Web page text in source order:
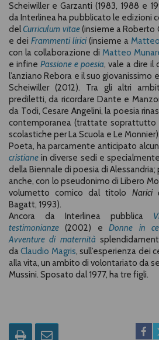
Scheiwiller e Garzanti (1983, 1988 e
da Interlinea ha pubblicato le edizioni
delCurriculum vitae(insieme a Roberto
e dei Frammenti lirici(insieme a
con la collaborazione di Matteo
e infine Passione e poesia, vale a dire il
l’anziano Rebora e il suo giovanissimo
Scheiwiller (2012). Tra gli altri
prediletti, da ricordare Dante e
da Todi, Cesare Angelini, la poesia
contemporanea (trattate soprattutto
scolastiche per La Scuola e Le Monnier).
Poeta, ha parcamente anticipato
cristiane in diverse sedi e
della Biennale di poesia di
anche, con lo pseudonimo di Libero
volumetto comico dal titolo Narici
Bagatt, 1993).
Ancora da Interlinea pubblica
testimonianze (2002) eDonne in
Avventure di maternità
daClaudio Magris, sull’esperienza dei
alla vita, un ambito di volontariato da
Mussini. Sposato dal 1977, ha tre figli.